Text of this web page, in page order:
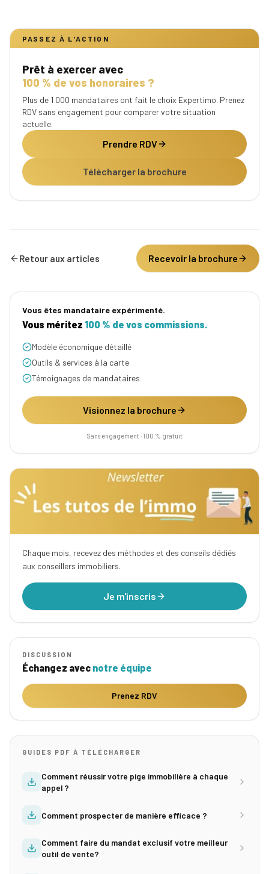
PASSEZ À L'ACTION
Prêt à exercer avec
100 % de vos honoraires ?
Plus de 1 000 mandataires ont fait le choix Expertimo. Prenez
RDV sans engagement pour comparer votre situation
actuelle.
Prendre RDV
Télécharger la brochure
Retour aux articles Recevoir la brochure
Vous êtes mandataire expérimenté.
Vous méritez 100 % de vos commissions.
Modèle économique détaillé
Outils & services à la carte
Témoignages de mandataires
Visionnez la brochure
Sans engagement · 100 % gratuit
Chaque mois, recevez des méthodes et des conseils dédiés
aux conseillers immobiliers.
Je m'inscris
DISCUSSION
Échangez avec notre équipe
Prenez RDV
GUIDES PDF À TÉLÉCHARGER
Comment réussir votre pige immobilière à chaque
appel ?
Comment prospecter de manière efficace ?
Comment faire du mandat exclusif votre meilleur
outil de vente?